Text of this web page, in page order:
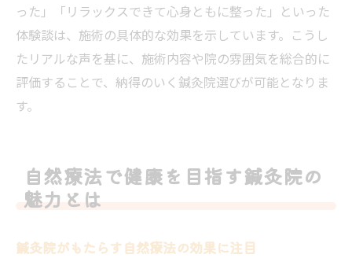
った」「リラックスできて心身ともに整った」といった
体験談は、施術の具体的な効果を示しています。こうし
たリアルな声を基に、施術内容や院の雰囲気を総合的に
評価することで、納得のいく鍼灸院選びが可能となりま
す。
自然療法で健康を目指す鍼灸院の
魅力とは
鍼灸院がもたらす自然療法の効果に注目